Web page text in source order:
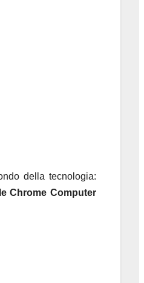
della tecnologia:
Chrome Computer